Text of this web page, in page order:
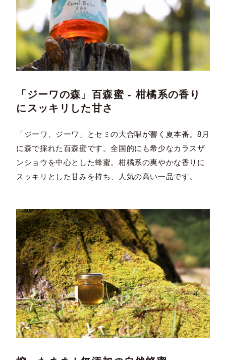
「ジーワの森」百森蜜 - 柑橘系の香り
にスッキリした甘さ
「ジーワ、ジーワ」とセミの大合唱が響く夏本番。8月
に森で採れた百森蜜です。全国的にも希少なカラスザ
ンショウを中心とした蜂蜜。柑橘系の爽やかな香りに
スッキリとした甘みを持ち、人気の高い一品です。